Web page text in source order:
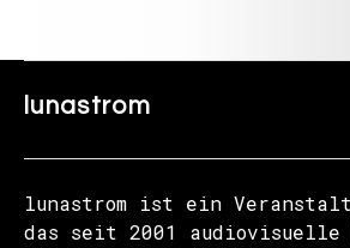
lunastrom
lunastrom ist ein
das seit 2001 audiovisuelle